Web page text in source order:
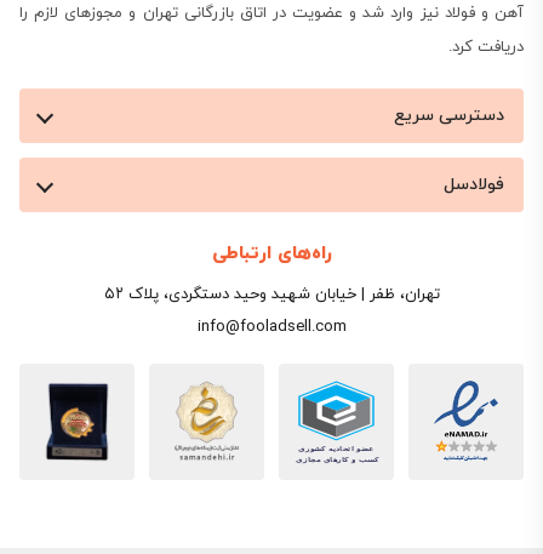
آهن و فولاد نیز وارد شد و عضویت در اتاق بازرگانی تهران و مجوزهای لازم را
دریافت کرد.
دسترسی سریع
فولادسل
راه‌های ارتباطی
تهران، ظفر | خیابان شهید وحید دستگردی، پلاک ۵۲
info@fooladsell.com